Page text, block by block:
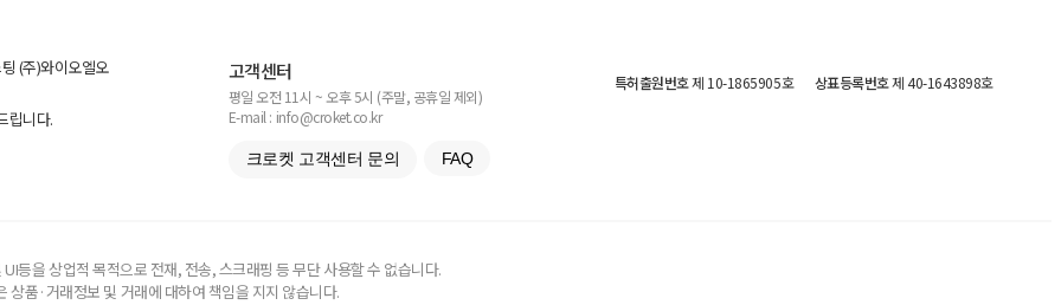
(주)와이오엘오
립니다.
고객센터
평일 오전 11시 ~ 오후 5시 (주말, 공휴일 제외)
E-mail : info@croket.co.kr
크로켓 고객센터 문의 FAQ
특허출원번호제 10-1865905호 상표등록번호제 40-1643898호
등을 상업적 목적으로 전재, 전송, 스크래핑 등 무단 사용할 수 없습니다.
품·거래정보 및 거래에 대하여 책임을 지지 않습니다.